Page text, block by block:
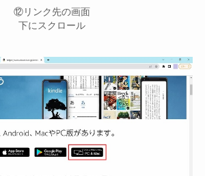
⑫リンク先の画面
下にスクロール